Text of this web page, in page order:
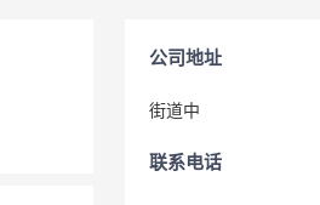
公司地址
街道中
联系电话